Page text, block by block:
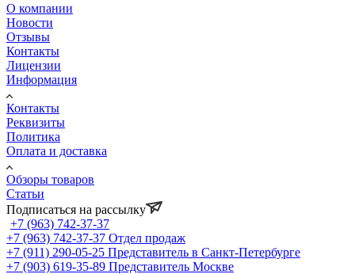
О компании
Новости
Отзывы
Контакты
Лицензии
Информация
Контакты
Реквизиты
Политика
Оплата и доставка
Обзоры товаров
Статьи
Подписаться на рассылку
+7 (963) 742-37-37
+7 (963) 742-37-37 Отдел продаж
+7 (911) 290-05-25 Представитель в Санкт-Петербурге
+7 (903) 619-35-89 Представитель Москве